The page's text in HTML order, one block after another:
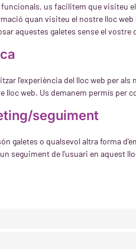
us facilitem que visiteu
quan visiteu el nostre lloc web
aquestes galetes sense el vostre
l'experiència del lloc web per
web. Us demanem permís per
seguiment
galetes o qualsevol altra forma
seguiment de l'usuari en aquest